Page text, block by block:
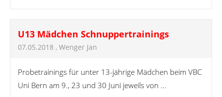
U13 Mädchen Schnuppertrainings
07.05.2018 , Wenger Jan
Probetrainings für unter 13-jährige Mädchen beim VBC
Uni Bern am 9., 23 und 30 Juni jeweils von ...